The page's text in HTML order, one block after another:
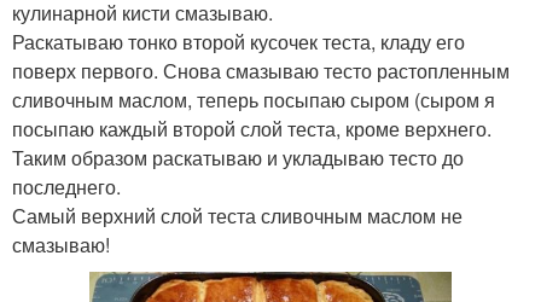
кулинарной кисти смазываю.
Раскатываю тонко второй кусочек теста, кладу его
поверх первого. Снова смазываю тесто растопленным
сливочным маслом, теперь посыпаю сыром (сыром я
посыпаю каждый второй слой теста, кроме верхнего.
Таким образом раскатываю и укладываю тесто до
последнего.
Самый верхний слой теста сливочным маслом не
смазываю!